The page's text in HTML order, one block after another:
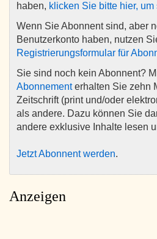
haben, klicken Sie bitte hier,
Wenn Sie Abonnent sind, aber
Benutzerkonto haben, nutzen
Registrierungsformular für
Sie sind noch kein Abonnent?
Abonnementerhalten Sie zehn
Zeitschrift (print und/oder
als andere. Dazu können Sie
andere exklusive Inhalte lesen
Jetzt Abonnent werden.
Anzeigen